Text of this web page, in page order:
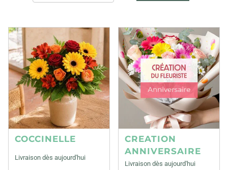
COCCINELLE
Livraison dès aujourd'hui
CREATION
ANNIVERSAIRE
Livraison dès aujourd'hui